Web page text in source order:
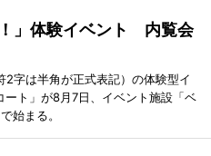
」体験イベント 内覧会
字は半角が正式表記）の体験型イ
ト」が8月7日、イベント施設「ベ
始まる。